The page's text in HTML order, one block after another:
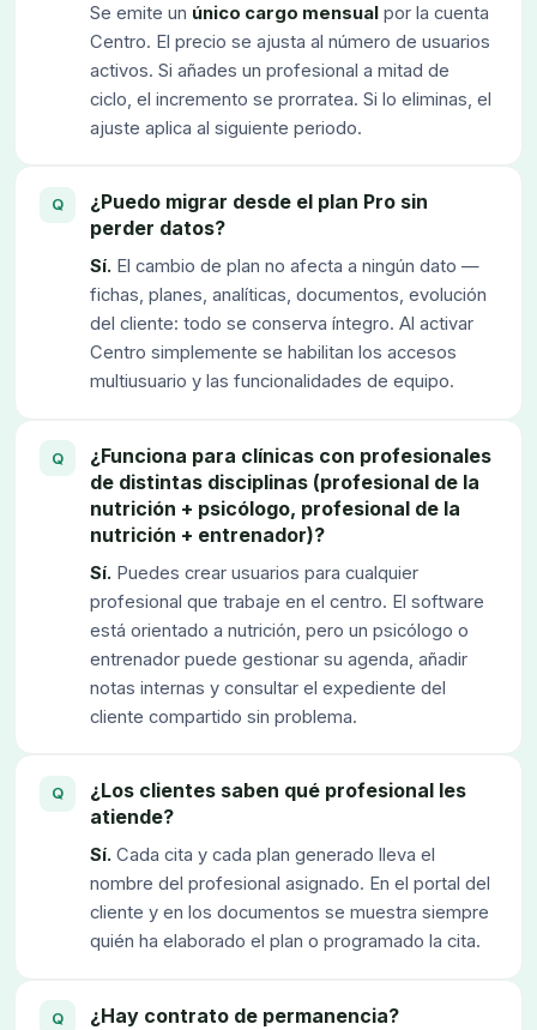
Se emite un único cargo mensualpor la cuenta
Centro. El precio se ajusta al número de usuarios
activos. Si añades un profesional a mitad de
ciclo, el incremento se prorratea. Si lo eliminas, el
ajuste aplica al siguiente periodo.
¿Puedo migrar desde el plan Pro sin
perder datos?
Sí. El cambio de plan no afecta a ningún dato —
fichas, planes, analíticas, documentos, evolución
del cliente: todo se conserva íntegro. Al activar
Centro simplemente se habilitan los accesos
multiusuario y las funcionalidades de equipo.
¿Funciona para clínicas con profesionales
de distintas disciplinas (profesional de la
nutrición + psicólogo, profesional de la
nutrición + entrenador)?
Sí. Puedes crear usuarios para cualquier
profesional que trabaje en el centro. El software
está orientado a nutrición, pero un psicólogo o
entrenador puede gestionar su agenda, añadir
notas internas y consultar el expediente del
cliente compartido sin problema.
¿Los clientes saben qué profesional les
atiende?
Sí. Cada cita y cada plan generado lleva el
nombre del profesional asignado. En el portal del
cliente y en los documentos se muestra siempre
quién ha elaborado el plan o programado la cita.
¿Hay contrato de permanencia?